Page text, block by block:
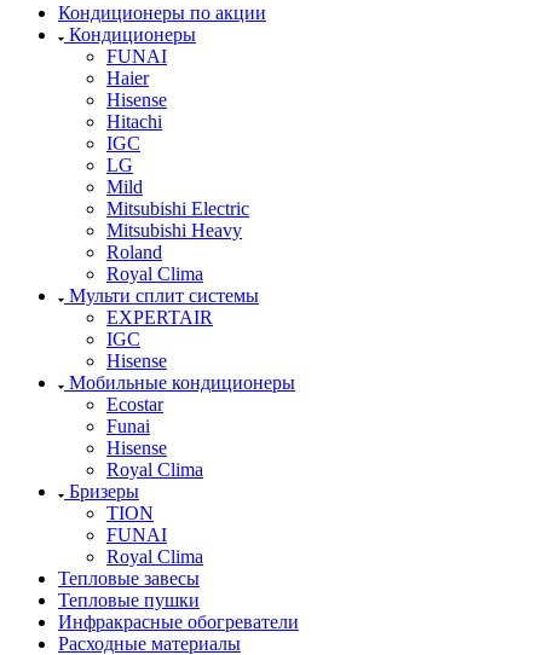
Кондиционеры по акции
Кондиционеры
FUNAI
Haier
Hisense
Hitachi
IGC
LG
Mild
Mitsubishi Electric
Mitsubishi Heavy
Roland
Royal Clima
Мульти сплит системы
EXPERTAIR
IGC
Hisense
Мобильные кондиционеры
Ecostar
Funai
Hisense
Royal Clima
Бризеры
TION
FUNAI
Royal Clima
Тепловые завесы
Тепловые пушки
Инфракрасные обогреватели
Расходные материалы